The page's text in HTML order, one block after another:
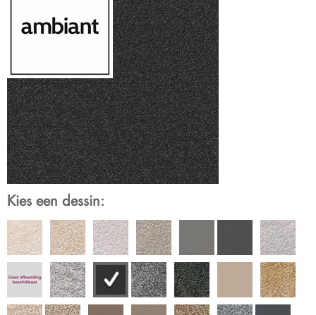
Kies een dessin: